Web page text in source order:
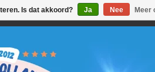
ALLE MERKEN SOUVENIRS
Is dat akkoord? Ja Nee Meer